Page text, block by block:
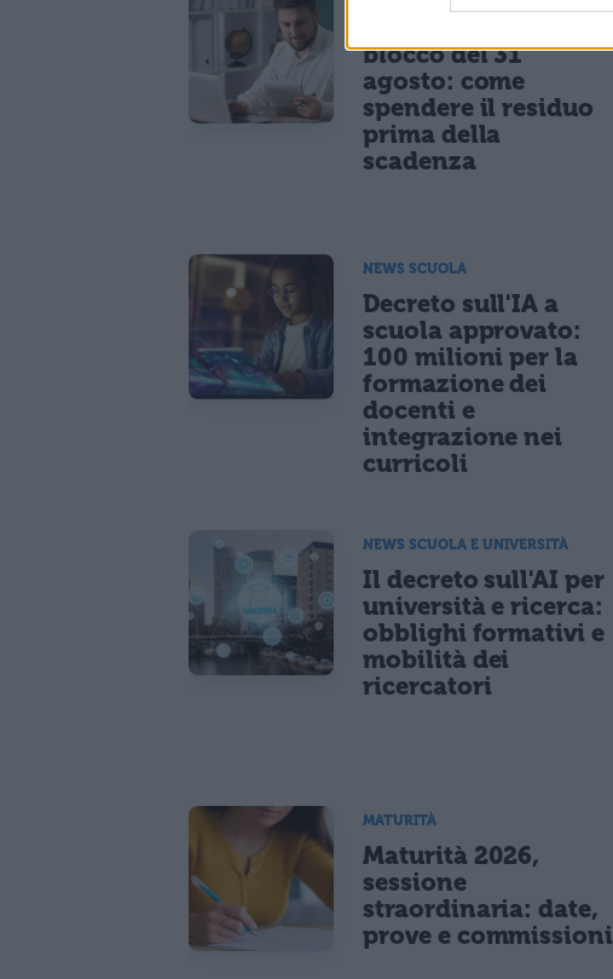
blocco del 31
agosto: come
spendere il residuo
prima della
scadenza
NEWS SCUOLA
Decreto sull'IA a
scuola approvato:
100 milioni per la
formazione dei
docenti e
integrazione nei
curricoli
NEWS SCUOLA E UNIVERSITÀ
Il decreto sull'AI per
università e ricerca:
obblighi formativi e
mobilità dei
ricercatori
MATURITÀ
Maturità 2026,
sessione
straordinaria: date,
prove e commissioni